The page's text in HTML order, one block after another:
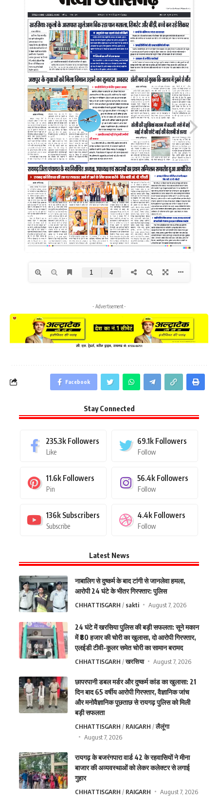
- Advertisement -
Facebook
Stay Connected
235.3k Followers
Like
69.1k Followers
Follow
11.6k Followers
Pin
56.4k Followers
Follow
136k Subscribers
Subscribe
4.4k Followers
Follow
Latest News
नाबालिग से दुष्कर्म के बाद टांगी से जानलेवा हमला,
आरोपी 24 घंटे के भीतर गिरफ्तार: पुलिस
CHHATTISGARH sakti August 7, 2026
24 घंटे में खरसिया पुलिस की बड़ी सफलता: सूने मकान
में ₹80 हजार की चोरी का खुलासा, दो आरोपी गिरफ्तार,
एलईडी टीवी-कूलर समेत चोरी का सामान बरामद
CHHATTISGARH खरसिया August 7, 2026
छापरपानी डबल मर्डर और दुष्कर्म कांड का खुलासा: 21
दिन बाद 65 वर्षीय आरोपी गिरफ्तार, वैज्ञानिक जांच
और मनोवैज्ञानिक पूछताछ से रायगढ़ पुलिस को मिली
बड़ी सफलता
CHHATTISGARH RAIGARH
लैलूंगा
August 7, 2026
रायगढ़ के बजरंगपारा वार्ड 42 के रहवासियों ने मीना
बाजार की अव्यवस्थाओं को लेकर कलेक्टर से लगाई
गुहार
CHHATTISGARH RAIGARH August 7, 2026